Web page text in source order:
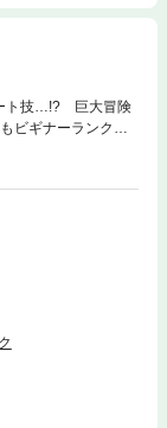
ト技…!? 巨大冒険
ビギナーランクか
ド長ギルネリーゼ
ったティムの運命
から追放されたも
まう。しかしティ